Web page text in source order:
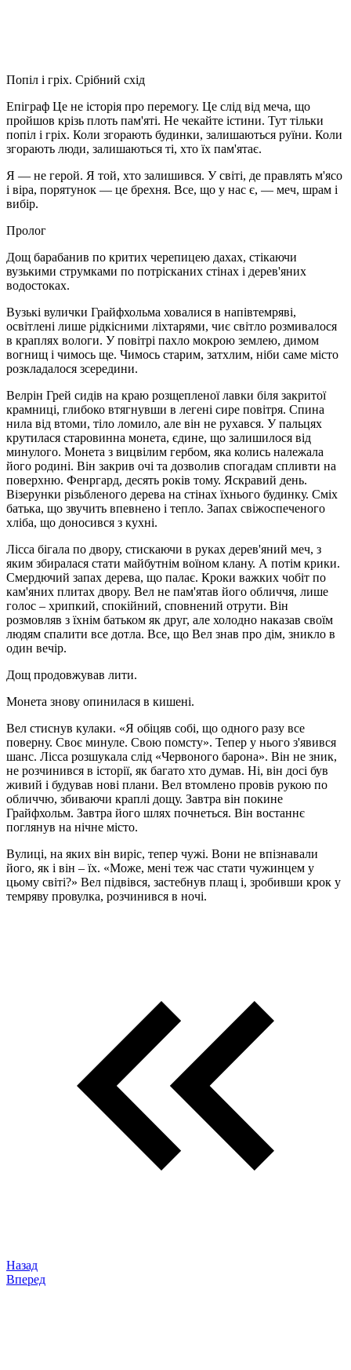
Попіл і гріх. Срібний схід
Епіграф Це не історія про перемогу. Це слід від меча, що
пройшов крізь плоть пам'яті. Не чекайте істини. Тут тільки
попіл і гріх. Коли згорають будинки, залишаються руїни. Коли
згорають люди, залишаються ті, хто їх пам'ятає.
Я — не герой. Я той, хто залишився. У світі, де правлять м'ясо
і віра, порятунок — це брехня. Все, що у нас є, — меч, шрам і
вибір.
Пролог
Дощ барабанив по критих черепицею дахах, стікаючи
вузькими струмками по потрісканих стінах і дерев'яних
водостоках.
Вузькі вулички Грайфхольма ховалися в напівтемряві,
освітлені лише рідкісними ліхтарями, чиє світло розмивалося
в краплях вологи. У повітрі пахло мокрою землею, димом
вогнищ і чимось ще. Чимось старим, затхлим, ніби саме місто
розкладалося зсередини.
Велрін Грей сидів на краю розщепленої лавки біля закритої
крамниці, глибоко втягнувши в легені сире повітря. Спина
нила від втоми, тіло ломило, але він не рухався. У пальцях
крутилася старовинна монета, єдине, що залишилося від
минулого. Монета з вицвілим гербом, яка колись належала
його родині. Він закрив очі та дозволив спогадам спливти на
поверхню. Фенргард, десять років тому. Яскравий день.
Візерунки різьбленого дерева на стінах їхнього будинку. Сміх
батька, що звучить впевнено і тепло. Запах свіжоспеченого
хліба, що доносився з кухні.
Лісса бігала по двору, стискаючи в руках дерев'яний меч, з
яким збиралася стати майбутнім воїном клану. А потім крики.
Смердючий запах дерева, що палає. Кроки важких чобіт по
кам'яних плитах двору. Вел не пам'ятав його обличчя, лише
голос – хрипкий, спокійний, сповнений отрути. Він
розмовляв з їхнім батьком як друг, але холодно наказав своїм
людям спалити все дотла. Все, що Вел знав про дім, зникло в
один вечір.
Дощ продовжував лити.
Монета знову опинилася в кишені.
Вел стиснув кулаки. «Я обіцяв собі, що одного разу все
поверну. Своє минуле. Свою помсту». Тепер у нього з'явився
шанс. Лісса розшукала слід «Червоного барона». Він не зник,
не розчинився в історії, як багато хто думав. Ні, він досі був
живий і будував нові плани. Вел втомлено провів рукою по
обличчю, збиваючи краплі дощу. Завтра він покине
Грайфхольм. Завтра його шлях почнеться. Він востаннє
поглянув на нічне місто.
Вулиці, на яких він виріс, тепер чужі. Вони не впізнавали
його, як і він – їх. «Може, мені теж час стати чужинцем у
цьому світі?» Вел підвівся, застебнув плащ і, зробивши крок у
темряву провулка, розчинився в ночі.
Назад
Вперед